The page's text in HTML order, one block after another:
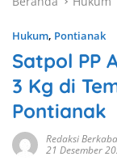
Hukum, Pontianak
Satpol PP
3 Kg di
Pontianak
Redaksi
21 Desember